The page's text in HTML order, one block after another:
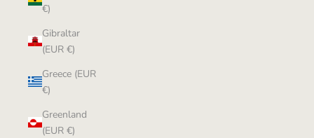
€)
Gibraltar
(EUR €)
Greece (EUR
€)
Greenland
(EUR €)